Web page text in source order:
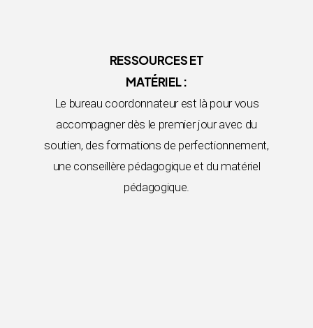
RESSOURCES ET
MATÉRIEL :
Le bureau coordonnateur est là pour vous
accompagner dès le premier jour avec du
soutien, des formations de perfectionnement,
une conseillère pédagogique et du matériel
pédagogique.